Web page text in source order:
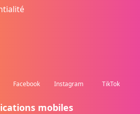
Facebook Instagram TikTok
mobiles